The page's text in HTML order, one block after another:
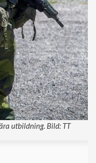
utbildning. Bild: TT